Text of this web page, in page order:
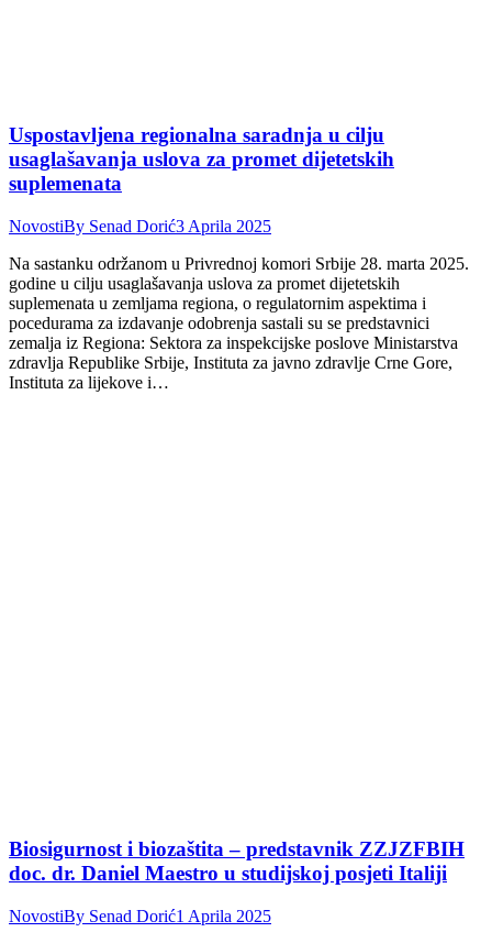
Uspostavljena regionalna saradnja u cilju
usaglašavanja uslova za promet dijetetskih
suplemenata
NovostiBy Senad Dorić3 Aprila 2025
Na sastanku održanom u Privrednoj komori Srbije 28. marta 2025.
godine u cilju usaglašavanja uslova za promet dijetetskih
suplemenata u zemljama regiona, o regulatornim aspektima i
pocedurama za izdavanje odobrenja sastali su se predstavnici
zemalja iz Regiona: Sektora za inspekcijske poslove Ministarstva
zdravlja Republike Srbije, Instituta za javno zdravlje Crne Gore,
Instituta za lijekove i…
Biosigurnost i biozaštita – predstavnik ZZJZFBIH
doc. dr. Daniel Maestro u studijskoj posjeti Italiji
NovostiBy Senad Dorić1 Aprila 2025